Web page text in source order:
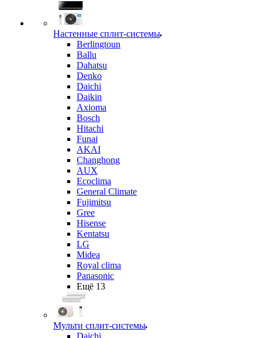
Настенные сплит-системы
Berlingtoun
Ballu
Dahatsu
Denko
Daichi
Daikin
Axioma
Bosch
Hitachi
Funai
AKAI
Changhong
AUX
Ecoclima
General Climate
Fujimitsu
Gree
Hisense
Kentatsu
LG
Midea
Royal clima
Panasonic
Ещё 13
Мульти сплит-системы
Daichi